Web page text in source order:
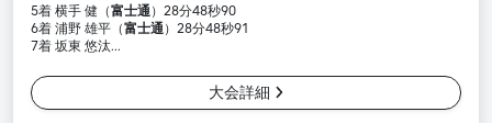
5着 横手 健（富士通）28分48秒90
6着 浦野 雄平（富士通）28分48秒91
7着 坂東 悠汰...
大会詳細